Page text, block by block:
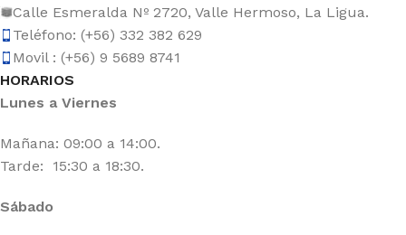
Calle Esmeralda Nº 2720, Valle Hermoso, La Ligua.
Teléfono: (+56) 332 382 629
Movil : (+56) 9 5689 8741
HORARIOS
Lunes a Viernes
Mañana: 09:00 a 14:00.
Tarde: 15:30 a 18:30.
Sábado